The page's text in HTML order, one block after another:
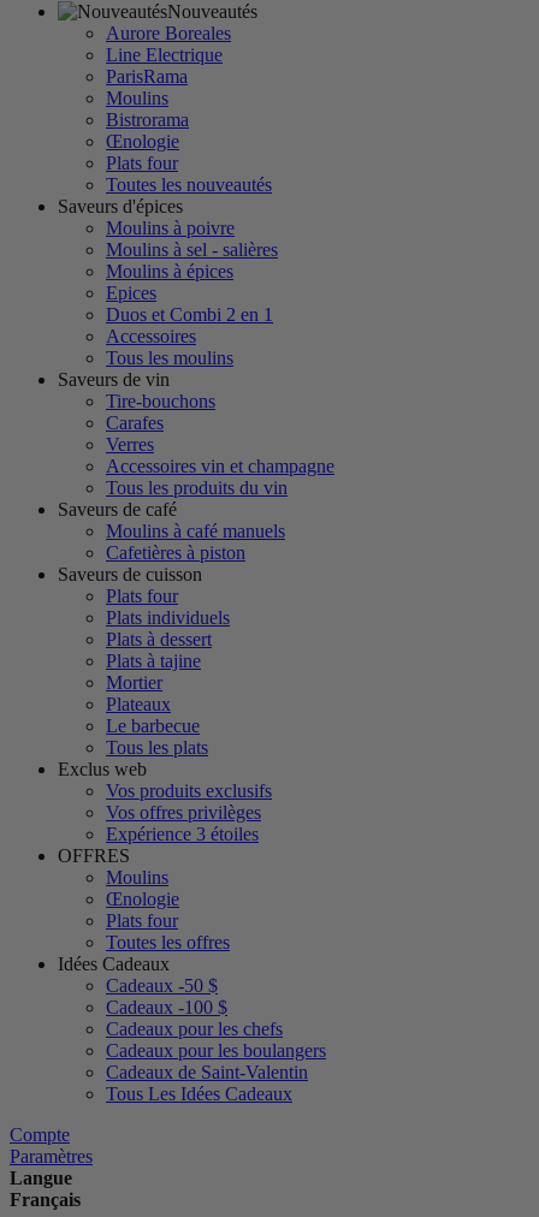
Nouveautés
Aurore Boreales
Line Electrique
ParisRama
Moulins
Bistrorama
Œnologie
Plats four
Toutes les nouveautés
Saveurs d'épices
Moulins à poivre
Moulins à sel - salières
Moulins à épices
Epices
Duos et Combi 2 en 1
Accessoires
Tous les moulins
Saveurs de vin
Tire-bouchons
Carafes
Verres
Accessoires vin et champagne
Tous les produits du vin
Saveurs de café
Moulins à café manuels
Cafetières à piston
Saveurs de cuisson
Plats four
Plats individuels
Plats à dessert
Plats à tajine
Mortier
Plateaux
Le barbecue
Tous les plats
Exclus web
Vos produits exclusifs
Vos offres privilèges
Expérience 3 étoiles
OFFRES
Moulins
Œnologie
Plats four
Toutes les offres
Idées Cadeaux
Cadeaux -50 $
Cadeaux -100 $
Cadeaux pour les chefs
Cadeaux pour les boulangers
Cadeaux de Saint-Valentin
Tous Les Idées Cadeaux
Compte
Paramètres
Langue
Français